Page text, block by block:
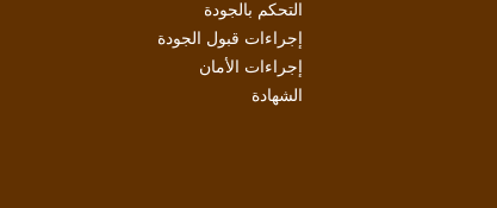
التحكم بالجودة
إجراءات قبول الجودة
إجراءات الأمان
الشهادة